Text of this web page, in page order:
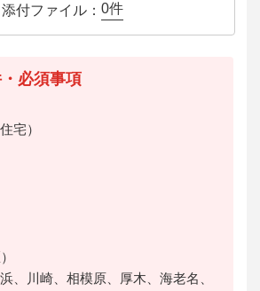
添付ファイル： 0件
必須事項
宅）
、川崎、相模原、厚木、海老名、